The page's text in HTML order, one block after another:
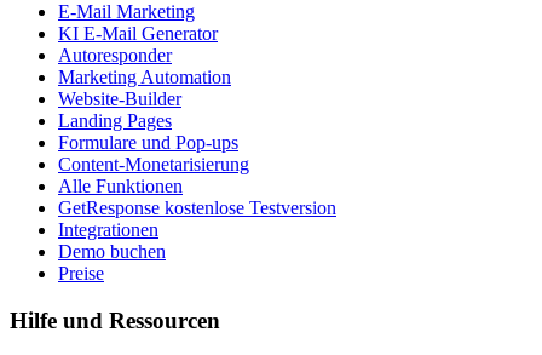
E-Mail Marketing
KI E-Mail Generator
Autoresponder
Marketing Automation
Website-Builder
Landing Pages
Formulare und Pop-ups
Content-Monetarisierung
Alle Funktionen
GetResponse kostenlose Testversion
Integrationen
Demo buchen
Preise
Hilfe und Ressourcen